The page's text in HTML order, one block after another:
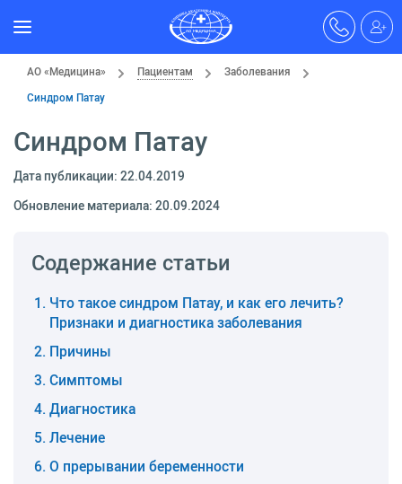
АО «Медицина» Пациентам
Заболевания
Синдром Патау
Синдром Патау
Дата публикации: 22.04.2019
Обновление материала: 20.09.2024
Содержание статьи
Что такое синдром Патау, и как его лечить?
Признаки и диагностика заболевания
Причины
Симптомы
Диагностика
Лечение
О прерывании беременности